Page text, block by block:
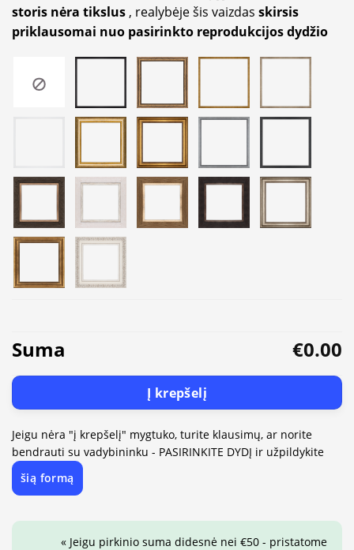
storis nėra tikslus , realybėje šis vaizdas skirsis
priklausomai nuo pasirinkto reprodukcijos dydžio
Suma €0.00
Į krepšelį
Jeigu nėra "į krepšelį" mygtuko, turite klausimų, ar norite
bendrauti su vadybininku - PASIRINKITE DYDĮ ir užpildykite
šią formą
« Jeigu pirkinio suma didesnė nei €50 - pristatome